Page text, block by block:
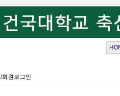
/회원로그인